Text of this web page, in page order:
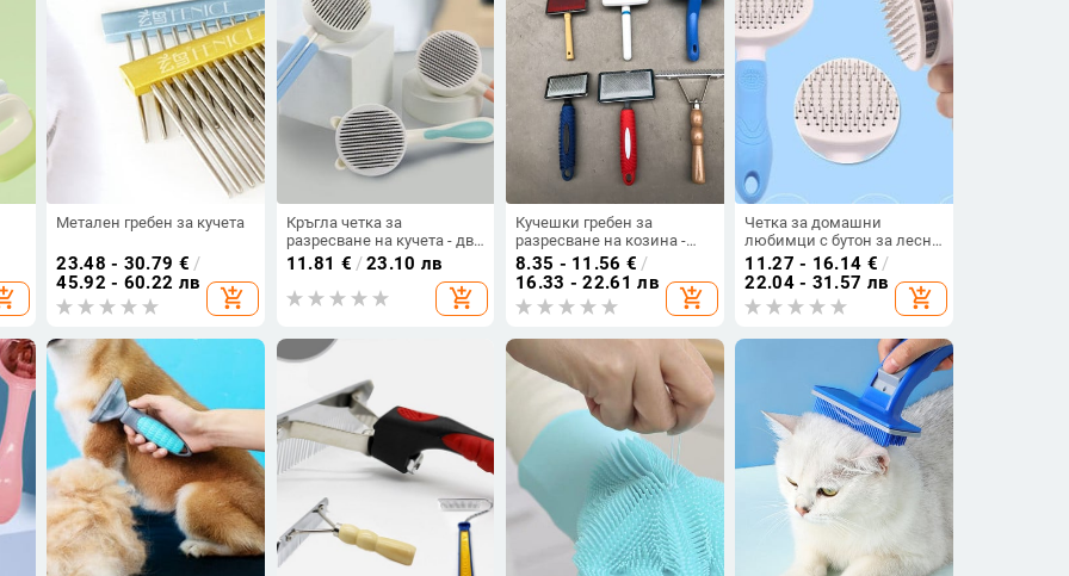
Метален гребен за кучета
23.48 - 30.79 € /
45.92 - 60.22 лв
add_shopping_cart
Кръгла четка за
разресване на кучета - два
размера
11.81 € /23.10 лв
add_shopping_cart
Кучешки гребен за
разресване на козина -
няколко модела
8.35 - 11.56 € /
16.33 - 22.61 лв
add_shopping_cart
Четка за домашни
любимци с бутон за лесно
почистване
11.27 - 16.14 € /
22.04 - 31.57 лв
add_shopping_cart